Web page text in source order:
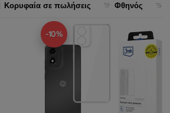
Κορυφαία σε πωλήσεις Φθηνός
-10%